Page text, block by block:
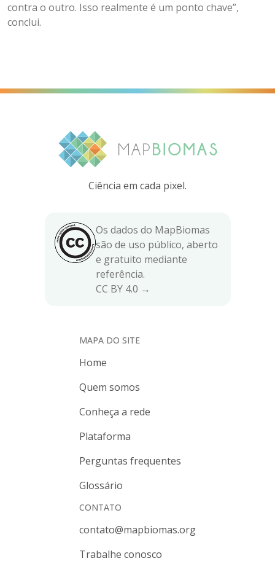
contra o outro. Isso realmente é um ponto chave”,
conclui.
Ciência em cada pixel.
Os dados do MapBiomas
são de uso público, aberto
e gratuito mediante
referência.
CC BY 4.0 →
MAPA DO SITE
Home
Quem somos
Conheça a rede
Plataforma
Perguntas frequentes
Glossário
CONTATO
contato@mapbiomas.org
Trabalhe conosco